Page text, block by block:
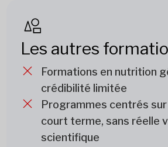
Les autres
Formations en nutrition
crédibilité limitée
Programmes centrés
court terme, sans réelle
scientifique